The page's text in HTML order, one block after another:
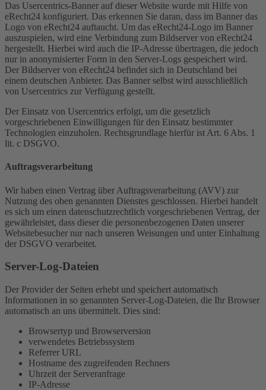
Das Usercentrics-Banner auf dieser Website wurde mit Hilfe von
eRecht24 konfiguriert. Das erkennen Sie daran, dass im Banner das
Logo von eRecht24 auftaucht. Um das eRecht24-Logo im Banner
auszuspielen, wird eine Verbindung zum Bildserver von eRecht24
hergestellt. Hierbei wird auch die IP-Adresse übertragen, die jedoch
nur in anonymisierter Form in den Server-Logs gespeichert wird.
Der Bildserver von eRecht24 befindet sich in Deutschland bei
einem deutschen Anbieter. Das Banner selbst wird ausschließlich
von Usercentrics zur Verfügung gestellt.
Der Einsatz von Usercentrics erfolgt, um die gesetzlich
vorgeschriebenen Einwilligungen für den Einsatz bestimmter
Technologien einzuholen. Rechtsgrundlage hierfür ist Art. 6 Abs. 1
lit. c DSGVO.
Auftragsverarbeitung
Wir haben einen Vertrag über Auftragsverarbeitung (AVV) zur
Nutzung des oben genannten Dienstes geschlossen. Hierbei handelt
es sich um einen datenschutzrechtlich vorgeschriebenen Vertrag, der
gewährleistet, dass dieser die personenbezogenen Daten unserer
Websitebesucher nur nach unseren Weisungen und unter Einhaltung
der DSGVO verarbeitet.
Server-Log-Dateien
Der Provider der Seiten erhebt und speichert automatisch
Informationen in so genannten Server-Log-Dateien, die Ihr Browser
automatisch an uns übermittelt. Dies sind:
Browsertyp und Browserversion
verwendetes Betriebssystem
Referrer URL
Hostname des zugreifenden Rechners
Uhrzeit der Serveranfrage
IP-Adresse